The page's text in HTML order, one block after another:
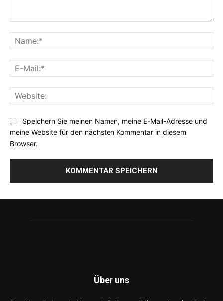
Speichern Sie meinen Namen, meine E-Mail-Adresse und
meine Website für den nächsten Kommentar in diesem
Browser.
Über uns